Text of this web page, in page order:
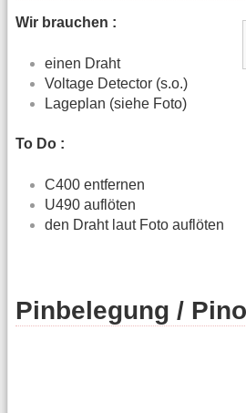
Wir brauchen :
einen Draht
Voltage Detector (s.o.)
Lageplan (siehe Foto)
To Do :
C400 entfernen
U490 auflöten
den Draht laut Foto auflöten
Pinbelegung /